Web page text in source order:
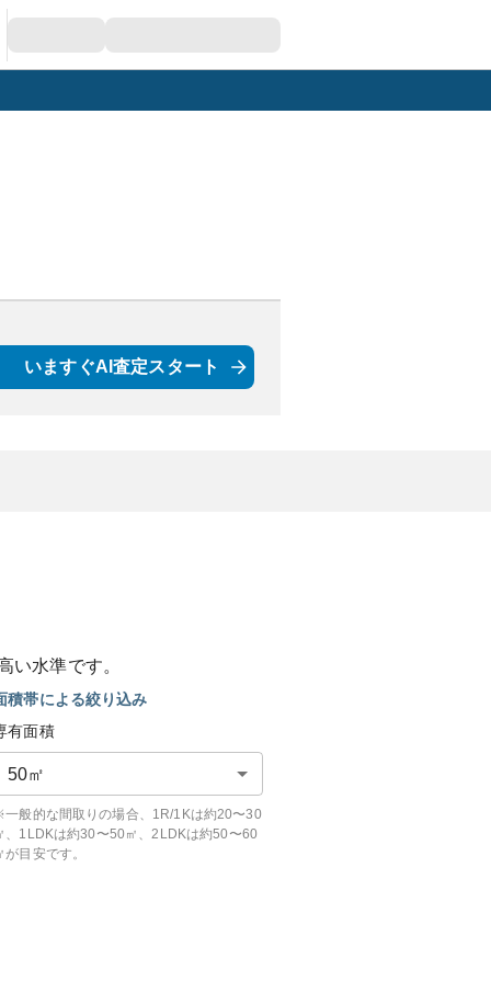
いますぐAI査定スタート
い水準です。
積帯による絞り込み
有面積
50㎡
般的な間取りの場合、1R/1Kは約20〜30
、1LDKは約30〜50㎡、2LDKは約50〜60
が目安です。